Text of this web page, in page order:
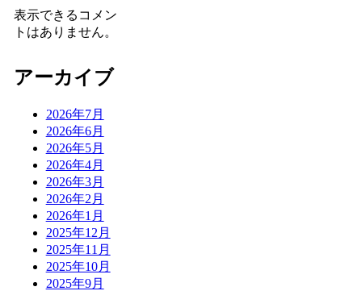
表示できるコメン
トはありません。
アーカイブ
2026年7月
2026年6月
2026年5月
2026年4月
2026年3月
2026年2月
2026年1月
2025年12月
2025年11月
2025年10月
2025年9月